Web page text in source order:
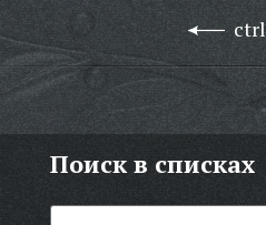
ctrl
Поиск в списках